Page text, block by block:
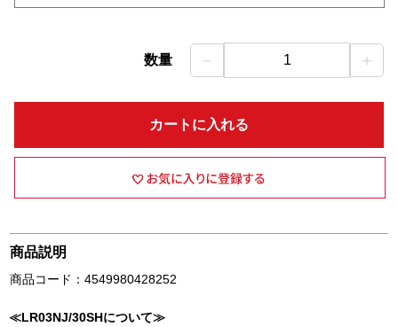
数量 － 1 ＋
カートに入れる
商品説明
商品コード：4549980428252
≪LR03NJ/30SHについて≫